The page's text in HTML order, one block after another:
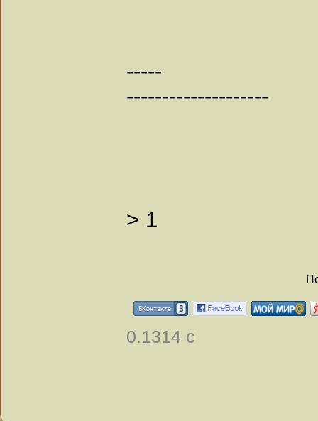
-----
--------------------
> 1
0.1314 с